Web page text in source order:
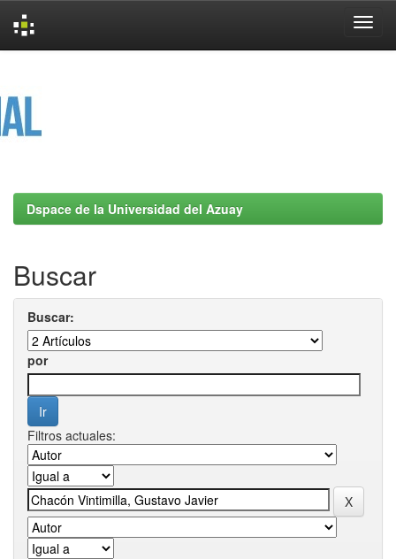
Dspace de la Universidad del Azuay
Buscar
Buscar:
por
Filtros actuales: